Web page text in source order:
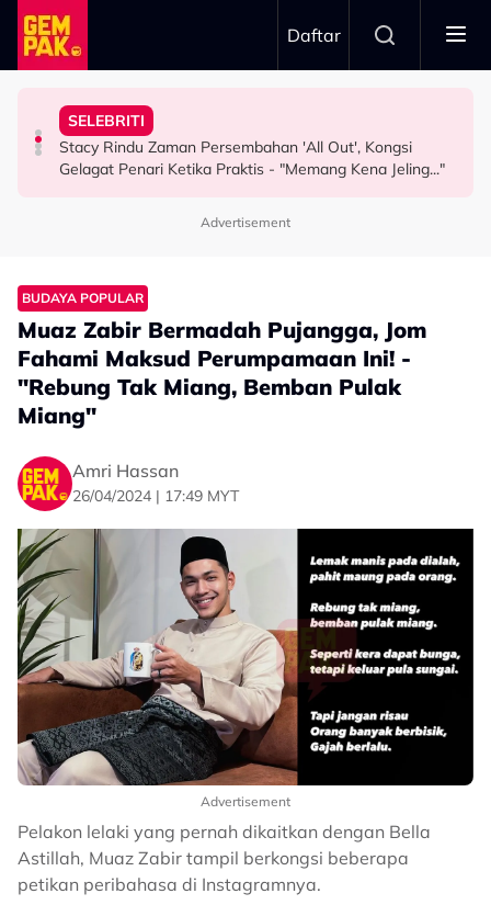
Skip to main content
Daftar
HIBURAN
Pengarah Muzik, Komposer Sze Wan Meninggal Dunia,
Misha Omar: “Gone Too Soon”
SELEBRITI
Stacy Rindu Zaman Persembahan 'All Out', Kongsi
Gelagat Penari Ketika Praktis - "Memang Kena Jeling..."
SELEBRITI
Bukan Penyanyi Ego, Adzrin Adzhar 'Back-Up' Awie -
"Ini Namanya Penyanyi Yang..."
HIBURAN
Intan Najuwa Timang Anak Perempuan Kedua, Beri
Nama…
Advertisement
BUDAYA POPULAR
Muaz Zabir Bermadah Pujangga, Jom
Fahami Maksud Perumpamaan Ini! -
"Rebung Tak Miang, Bemban Pulak
Miang"
Amri Hassan
26/04/2024 | 17:49 MYT
Advertisement
Pelakon lelaki yang pernah dikaitkan dengan Bella
Astillah, Muaz Zabir tampil berkongsi beberapa
petikan peribahasa di Instagramnya.